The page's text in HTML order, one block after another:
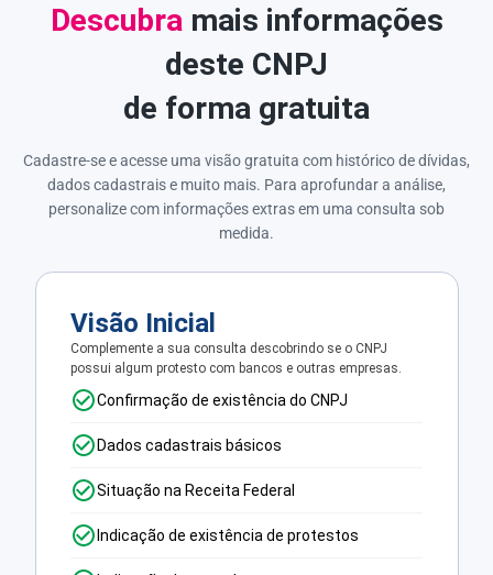
Descubramais informações
deste CNPJ
de forma gratuita
Cadastre-se e acesse uma visão gratuita com histórico de dívidas,
dados cadastrais e muito mais. Para aprofundar a análise,
personalize com informações extras em uma consulta sob
medida.
Visão Inicial
Complemente a sua consulta descobrindo se o CNPJ
possui algum protesto com bancos e outras empresas.
Confirmação de existência do CNPJ
Dados cadastrais básicos
Situação na Receita Federal
Indicação de existência de protestos